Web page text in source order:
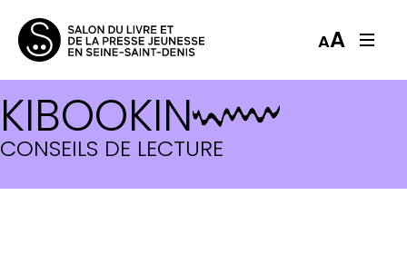
AA
KIBOOKIN
CONSEILS DE LECTURE